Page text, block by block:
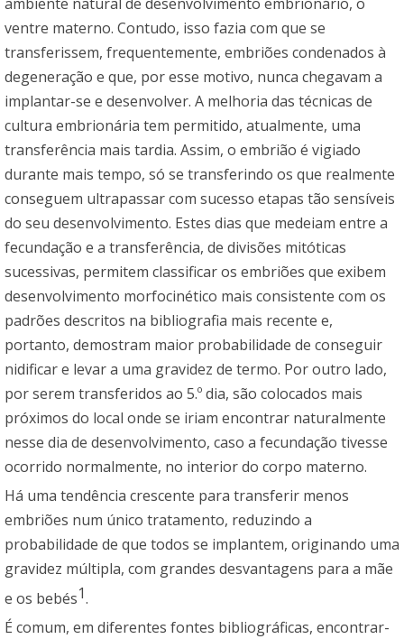
ventre materno. Contudo, isso fazia com que se
transferissem, frequentemente, embriões condenados à
degeneração e que, por esse motivo, nunca chegavam a
implantar-se e desenvolver. A melhoria das técnicas de
cultura embrionária tem permitido, atualmente, uma
transferência mais tardia. Assim, o embrião é vigiado
durante mais tempo, só se transferindo os que realmente
conseguem ultrapassar com sucesso etapas tão sensíveis
do seu desenvolvimento. Estes dias que medeiam entre a
fecundação e a transferência, de divisões mitóticas
sucessivas, permitem classificar os embriões que exibem
desenvolvimento morfocinético mais consistente com os
padrões descritos na bibliografia mais recente e,
portanto, demostram maior probabilidade de conseguir
nidificar e levar a uma gravidez de termo. Por outro lado,
por serem transferidos ao 5.º dia, são colocados mais
próximos do local onde se iriam encontrar naturalmente
nesse dia de desenvolvimento, caso a fecundação tivesse
ocorrido normalmente, no interior do corpo materno.
Há uma tendência crescente para transferir menos
embriões num único tratamento, reduzindo a
probabilidade de que todos se implantem, originando uma
gravidez múltipla, com grandes desvantagens para a mãe
e os bebés1.
É comum, em diferentes fontes bibliográficas, encontrar-